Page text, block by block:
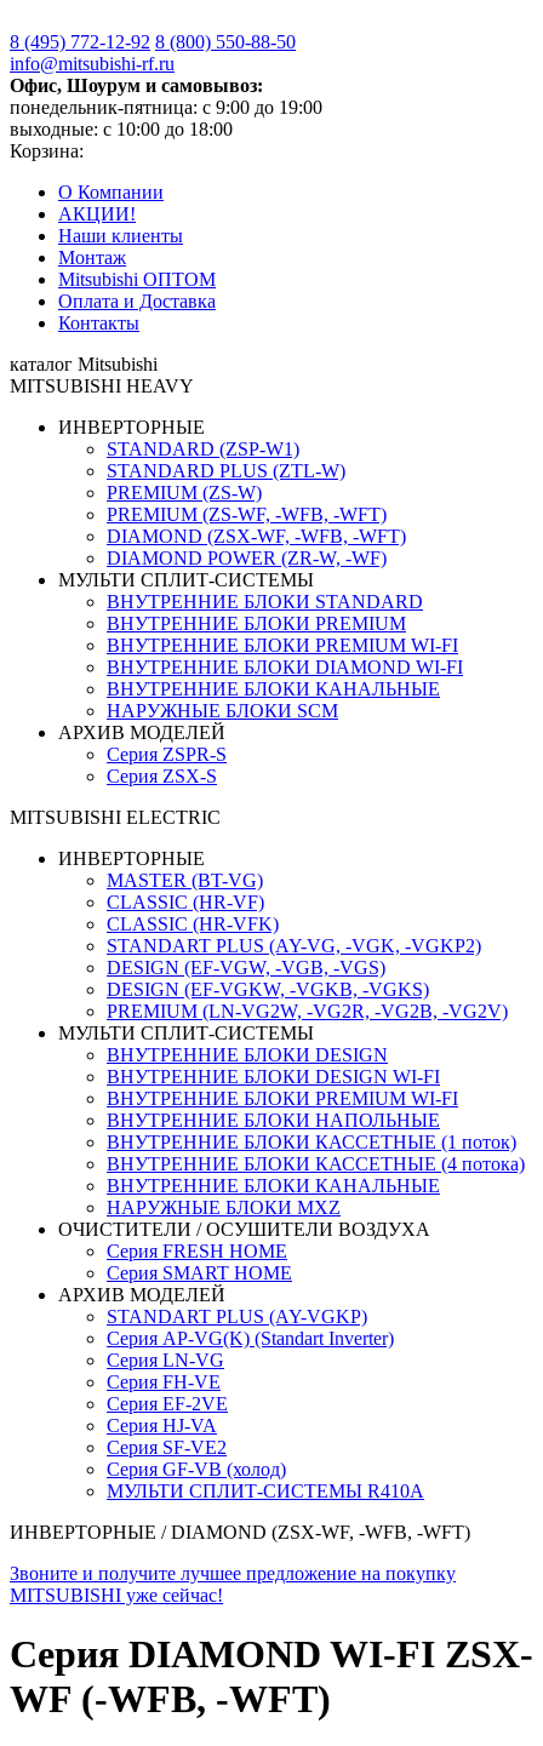
8 (495) 772-12-92 8 (800) 550-88-50
info@mitsubishi-rf.ru
Офис, Шоурум и самовывоз:
понедельник-пятница: с 9:00 до 19:00
выходные: с 10:00 до 18:00
Корзина:
О Компании
АКЦИИ!
Наши клиенты
Монтаж
Mitsubishi ОПТОМ
Оплата и Доставка
Контакты
каталог Mitsubishi
MITSUBISHI HEAVY
ИНВЕРТОРНЫЕ
STANDARD (ZSP-W1)
STANDARD PLUS (ZTL-W)
PREMIUM (ZS-W)
PREMIUM (ZS-WF, -WFB, -WFT)
DIAMOND (ZSX-WF, -WFB, -WFT)
DIAMOND POWER (ZR-W, -WF)
МУЛЬТИ СПЛИТ-СИСТЕМЫ
ВНУТРЕННИЕ БЛОКИ STANDARD
ВНУТРЕННИЕ БЛОКИ PREMIUM
ВНУТРЕННИЕ БЛОКИ PREMIUM WI-FI
ВНУТРЕННИЕ БЛОКИ DIAMOND WI-FI
ВНУТРЕННИЕ БЛОКИ КАНАЛЬНЫЕ
НАРУЖНЫЕ БЛОКИ SCM
АРХИВ МОДЕЛЕЙ
Серия ZSPR-S
Серия ZSX-S
MITSUBISHI ELECTRIC
ИНВЕРТОРНЫЕ
MASTER (BT-VG)
CLASSIC (HR-VF)
CLASSIC (HR-VFK)
STANDART PLUS (AY-VG, -VGK, -VGKP2)
DESIGN (EF-VGW, -VGB, -VGS)
DESIGN (EF-VGKW, -VGKB, -VGKS)
PREMIUM (LN-VG2W, -VG2R, -VG2B, -VG2V)
МУЛЬТИ СПЛИТ-СИСТЕМЫ
ВНУТРЕННИЕ БЛОКИ DESIGN
ВНУТРЕННИЕ БЛОКИ DESIGN WI-FI
ВНУТРЕННИЕ БЛОКИ PREMIUM WI-FI
ВНУТРЕННИЕ БЛОКИ НАПОЛЬНЫЕ
ВНУТРЕННИЕ БЛОКИ КАССЕТНЫЕ (1 поток)
ВНУТРЕННИЕ БЛОКИ КАССЕТНЫЕ (4 потока)
ВНУТРЕННИЕ БЛОКИ КАНАЛЬНЫЕ
НАРУЖНЫЕ БЛОКИ MXZ
ОЧИСТИТЕЛИ / ОСУШИТЕЛИ ВОЗДУХА
Серия FRESH HOME
Серия SMART HOME
АРХИВ МОДЕЛЕЙ
STANDART PLUS (AY-VGKP)
Серия AP-VG(K) (Standart Inverter)
Серия LN-VG
Серия FH-VE
Серия EF-2VE
Серия HJ-VA
Серия SF-VE2
Серия GF-VB (холод)
МУЛЬТИ СПЛИТ-СИСТЕМЫ R410A
ИНВЕРТОРНЫЕ / DIAMOND (ZSX-WF, -WFB, -WFT)
Звоните и получите лучшее предложение на покупку
MITSUBISHI уже сейчас!
Серия DIAMOND WI-FI ZSX-
WF (-WFB, -WFT)